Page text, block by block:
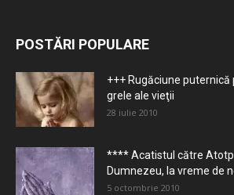
POSTĂRI POPULARE
+++ Rugăciune
grele ale vieţii
28 iulie 2010
**** Acatistul către
Dumnezeu, la vreme de
5 octombrie 2010